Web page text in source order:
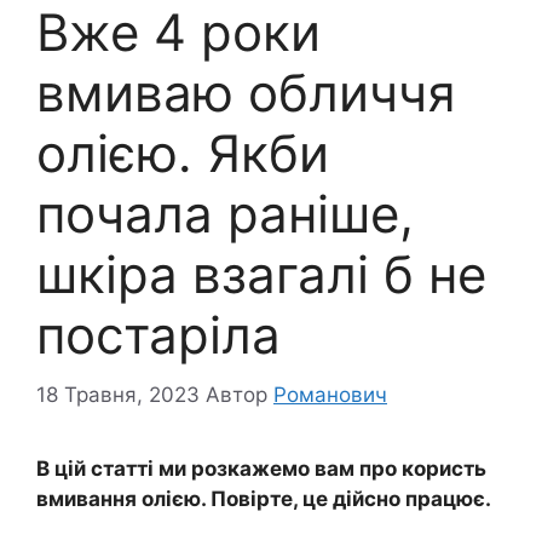
Вже 4 роки
вмиваю обличчя
олією. Якби
почала раніше,
шкіра взагалі б не
постаріла
18 Травня, 2023 Автор Романович
В цій статті ми розкажемо вам про користь
вмивання олією. Повірте, це дійсно працює.